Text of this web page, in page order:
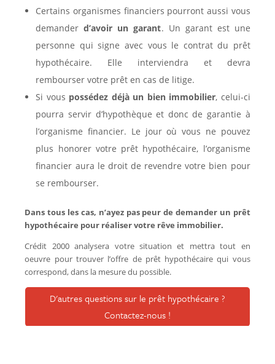
Certains organismes financiers pourront aussi vous
demanderd’avoir un garant. Un garant est une
personne qui signe avec vous le contrat du prêt
hypothécaire. Elle interviendra et devra
rembourser votre prêt en cas de litige.
Si vous possédez déjà un bien immobilier, celui-ci
pourra servir d’hypothèque et donc de garantie à
l’organisme financier. Le jour où vous ne pouvez
plus honorer votre prêt hypothécaire, l’organisme
financier aura le droit de revendre votre bien pour
se rembourser.
Dans tous les cas, n’ayez pas peur de demander un prêt
hypothécaire pour réaliser votre rêve immobilier.
Crédit 2000 analysera votre situation et mettra tout en
oeuvre pour trouver l’offre de prêt hypothécaire qui vous
correspond, dans la mesure du possible.
D'autres questions sur le prêt hypothécaire ?
Contactez-nous !